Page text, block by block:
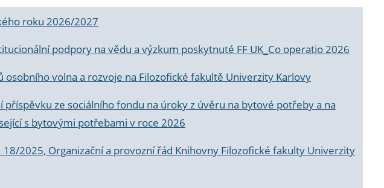
roku 2026/2027
podpory na vědu a výzkum poskytnuté FF UK_Co operatio 2026
volna a rozvoje na Filozofické fakultě Univerzity Karlovy
ze sociálního fondu na úroky z úvěru na bytové potřeby a na
s bytovými potřebami v roce 2026
2025, Organizační a provozní řád Knihovny Filozofické fakulty Univerzity